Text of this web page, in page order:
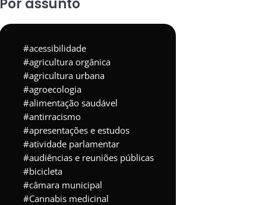
acessibilidade
agricultura orgânica
agricultura urbana
agroecologia
alimentação saudável
antirracismo
apresentações e estudos
atividade parlamentar
audiências e reuniões públicas
bicicleta
câmara municipal
Cannabis medicinal